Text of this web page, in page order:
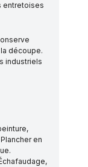
entretoises
découpe.
industriels
en